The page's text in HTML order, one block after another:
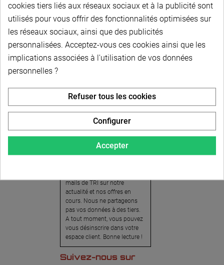
Newsletter
Pour recevoir notre
newsletter, nous vous
invitons à créer votre espace
client (cliquez sur « Compte »
en haut à droite de la page) et
cliquer sur « oui » pour vous
mails de TRI sur notre
actualité et nos offres en
cours. Nous ne partageons
pas vos données à des tiers.
A tout moment, vous pouvez
vous désinscrire dans votre
espace client. Bonne lecture !
Suivez-nous sur
cookies tiers liés aux réseaux sociaux et à la publicité sont
utilisés pour vous offrir des fonctionnalités optimisées sur
les réseaux sociaux, ainsi que des publicités
personnalisées. Acceptez-vous ces cookies ainsi que les
implications associées à l'utilisation de vos données
personnelles ?
Accepter
Refuser tous les cookies
Configurer